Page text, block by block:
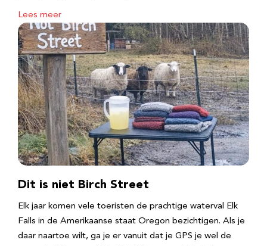
Lees meer
Dit is niet Birch Street
Elk jaar komen vele toeristen de prachtige waterval Elk
Falls in de Amerikaanse staat Oregon bezichtigen. Als je
daar naartoe wilt, ga je er vanuit dat je GPS je wel de